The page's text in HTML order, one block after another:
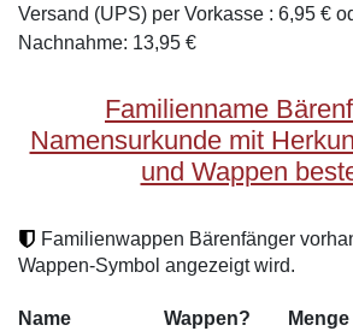
Versand (UPS) per Vorkasse : 6,95 €
Nachnahme: 13,95 €
Familienname
Namensurkunde mit
und Wappen
Familienwappen Bärenfänger
Wappen-Symbol angezeigt wird.
Name Wappen?
Menge